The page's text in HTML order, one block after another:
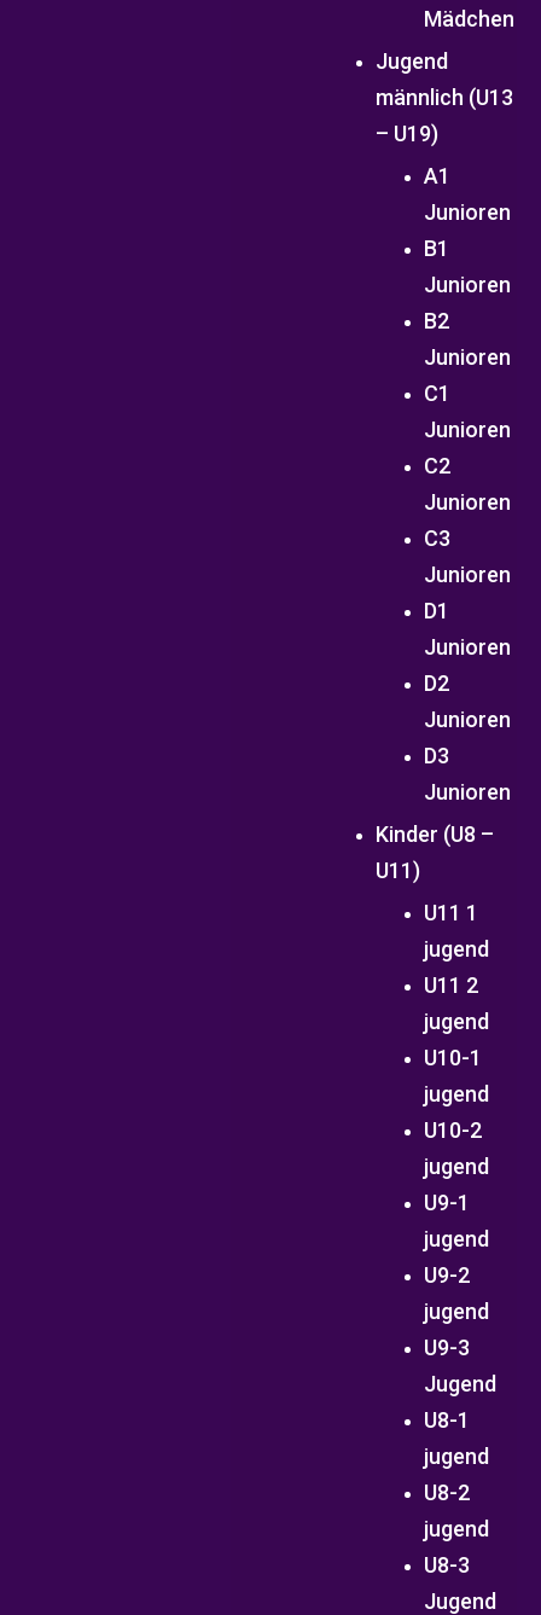
Mädchen
Jugend
männlich (U13
– U19)
A1
Junioren
B1
Junioren
B2
Junioren
C1
Junioren
C2
Junioren
C3
Junioren
D1
Junioren
D2
Junioren
D3
Junioren
Kinder (U8 –
U11)
U11 1
jugend
U11 2
jugend
U10-1
jugend
U10-2
jugend
U9-1
jugend
U9-2
jugend
U9-3
Jugend
U8-1
jugend
U8-2
jugend
U8-3
Jugend